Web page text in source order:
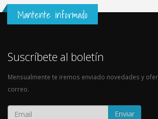
Mantente informado
Suscríbete al boletín
Mensualmente te iremos enviado novedades y
correo.
Enviar